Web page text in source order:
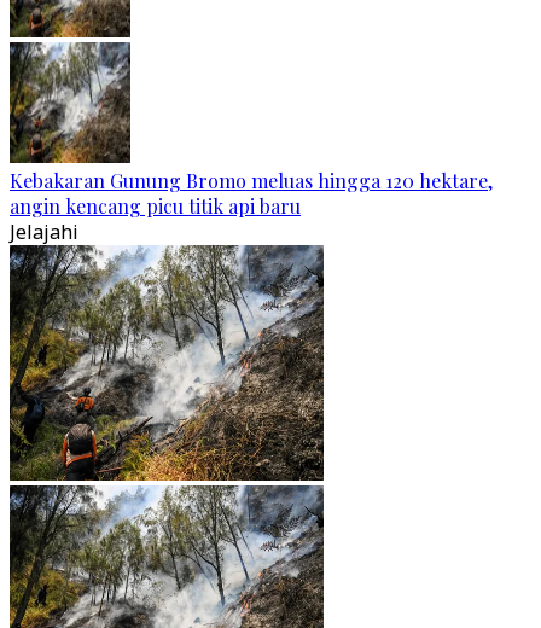
Kebakaran Gunung Bromo meluas hingga 120 hektare,
angin kencang picu titik api baru
Jelajahi